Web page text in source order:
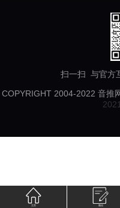
扫一扫 与官方
COPYRIGHT 2004-2022 音推
主页 微信